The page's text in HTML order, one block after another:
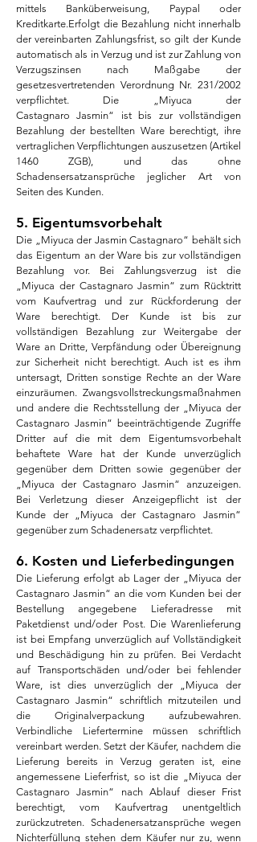
mittels Banküberweisung, Paypal oder
Kreditkarte.Erfolgt die Bezahlung nicht innerhalb
der vereinbarten Zahlungsfrist, so gilt der Kunde
automatisch als in Verzug und ist zur Zahlung von
Verzugszinsen nach Maßgabe der
gesetzesvertretenden Verordnung Nr. 231/2002
verpflichtet. Die „Miyuca der
CastagnaroJasmin“ ist bis zur vollständigen
Bezahlung der bestellten Ware berechtigt, ihre
vertraglichen Verpflichtungen auszusetzen (Artikel
1460 ZGB), und das ohne
Schadensersatzansprüche jeglicher Art von
Seiten des Kunden.
5. Eigentumsvorbehalt
Die „Miyuca der Jasmin Castagnaro“ behält sich
das Eigentum an der Ware bis zur vollständigen
Bezahlung vor. Bei Zahlungsverzug ist die
„Miyuca der Castagnaro Jasmin“ zum Rücktritt
vom Kaufvertrag und zur Rückforderung der
Ware berechtigt. Der Kunde ist bis zur
vollständigen Bezahlung zur Weitergabe der
Ware an Dritte, Verpfändung oder Übereignung
zur Sicherheit nicht berechtigt. Auch ist es ihm
untersagt, Dritten sonstige Rechte an der Ware
einzuräumen. Zwangsvollstreckungsmaßnahmen
und andere die Rechtsstellung der „Miyuca der
Castagnaro Jasmin“ beeinträchtigende Zugriffe
Dritter auf die mit dem Eigentumsvorbehalt
behaftete Ware hat der Kunde unverzüglich
gegenüber dem Dritten sowie gegenüber der
„Miyuca der Castagnaro Jasmin“ anzuzeigen.
Bei Verletzung dieser Anzeigepflicht ist der
Kunde der „Miyuca der Castagnaro Jasmin“
gegenüber zum Schadenersatz verpflichtet.
6. Kosten und Lieferbedingungen
Die Lieferung erfolgt ab Lager der „Miyuca der
Castagnaro Jasmin“ an die vom Kunden bei der
Bestellung angegebene Lieferadresse mit
Paketdienst und/oder Post. Die Warenlieferung
ist bei Empfang unverzüglich auf Vollständigkeit
und Beschädigung hin zu prüfen. Bei Verdacht
auf Transportschäden und/oder bei fehlender
Ware, ist dies unverzüglich der „Miyuca der
Castagnaro Jasmin“ schriftlich mitzuteilen und
die Originalverpackung aufzubewahren.
Verbindliche Liefertermine müssen schriftlich
vereinbart werden. Setzt der Käufer, nachdem die
Lieferung bereits in Verzug geraten ist, eine
angemessene Lieferfrist, so ist die „Miyuca der
Castagnaro Jasmin“ nach Ablauf dieser Frist
berechtigt, vom Kaufvertrag unentgeltlich
zurückzutreten. Schadenersatzansprüche wegen
Nichterfüllung stehen dem Käufer nur zu, wenn